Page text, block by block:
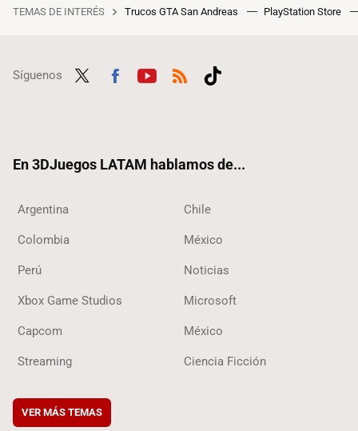
TEMAS DE INTERÉS Trucos GTA San Andreas PlayStation Store
Síguenos
En 3DJuegos LATAM hablamos de...
Argentina Chile
Colombia México
Perú Noticias
Xbox Game Studios Microsoft
Capcom México
Streaming Ciencia Ficción
VER MÁS TEMAS